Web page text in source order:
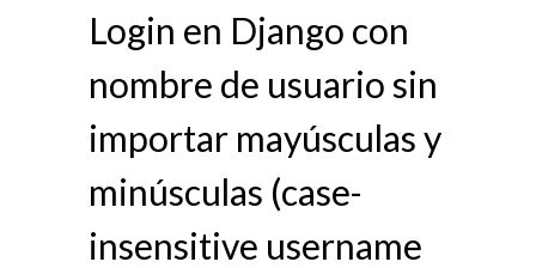
Login en Django con
nombre de usuario sin
importar mayúsculas y
minúsculas (case-
insensitive username